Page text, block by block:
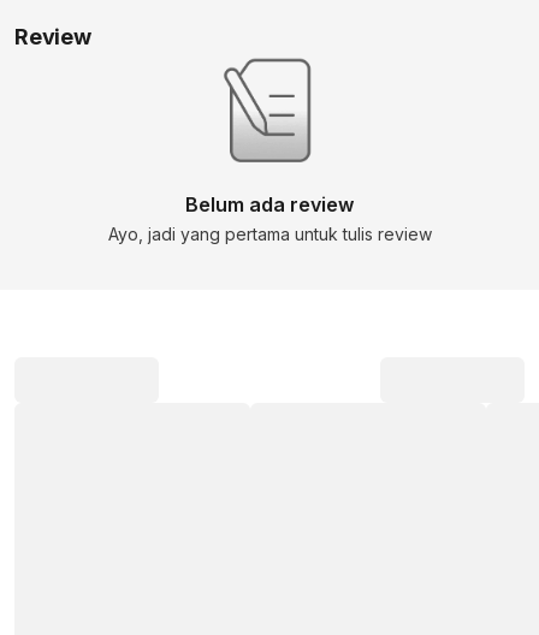
Review
Belum ada review
Ayo, jadi yang pertama untuk tulis review